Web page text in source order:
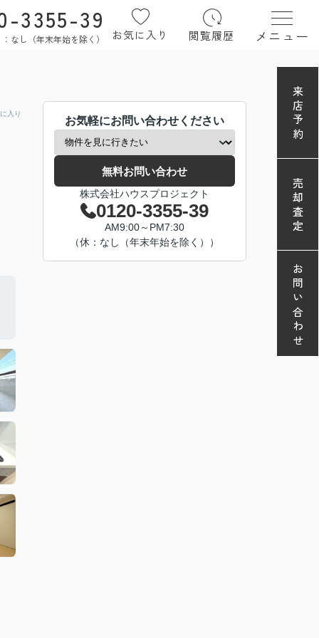
3355-39
なし（年末年始を除く） お気に入り 閲覧履歴 メニュー
入り
お気軽にお問い合わせください
無料お問い合わせ
株式会社ハウスプロジェクト
0120-3355-39
AM9:00～PM7:30
（休：なし（年末年始を除く））
来店予約
売却査定
お問い合わせ